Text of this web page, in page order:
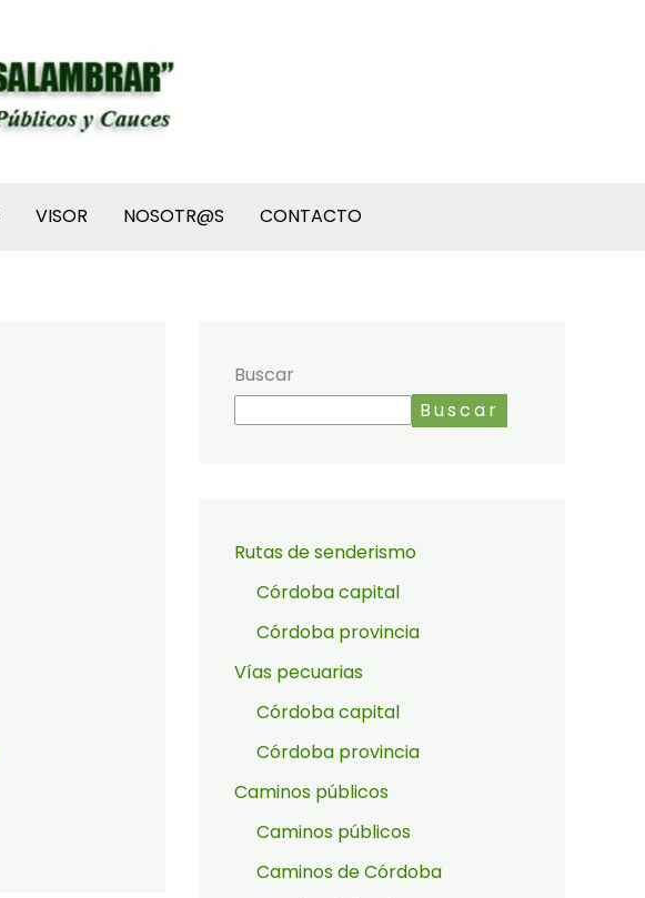
VISOR NOSOTR@S CONTACTO
Buscar
Buscar
Rutas de senderismo
Córdoba capital
Córdoba provincia
Vías pecuarias
Córdoba capital
Córdoba provincia
Caminos públicos
Caminos públicos
Caminos de Córdoba